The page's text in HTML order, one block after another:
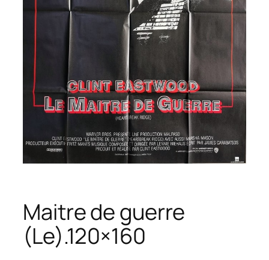
Maitre de guerre
(Le).120×160